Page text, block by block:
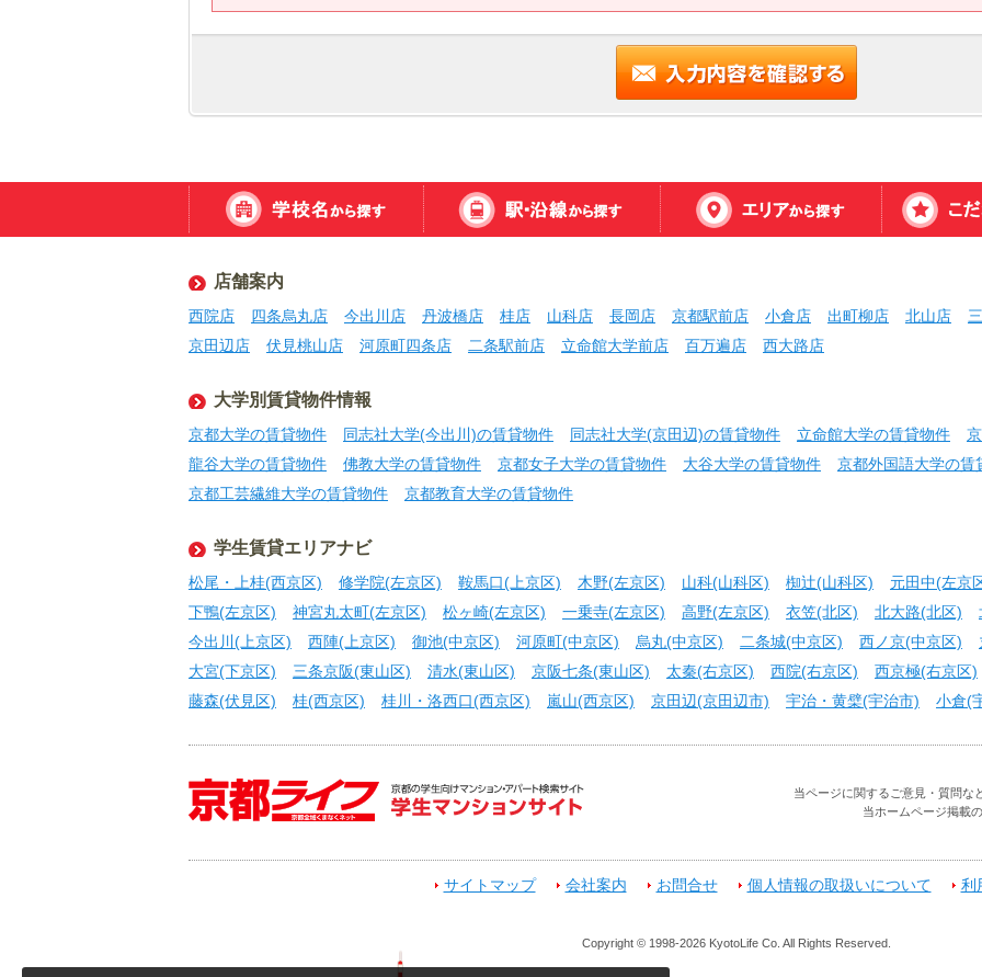
店舗案内
西院店 四条烏丸店 今出川店 丹波橋店 桂店 山科店 長岡店 京都駅前店 小倉店 出町柳店 北山店
京田辺店
伏見桃山店 河原町四条店 二条駅前店 立命館大学前店 百万遍店 西大路店
大学別賃貸物件情報
京都大学の賃貸物件 同志社大学(今出川)の賃貸物件 同志社大学(京田辺)の賃貸物件 立命館大学の賃貸物件
龍谷大学の賃貸物件
佛教大学の賃貸物件 京都女子大学の賃貸物件 大谷大学の賃貸物件 京都外国語大学の賃
京都工芸繊維大学の賃貸物件
京都教育大学の賃貸物件
学生賃貸エリアナビ
松尾・上桂(西京区) 修学院(左京区) 鞍馬口(上京区) 木野(左京区) 山科(山科区) 椥辻(山科区) 元田中(左京
下鴨(左京区)
神宮丸太町(左京区) 松ヶ崎(左京区) 一乗寺(左京区) 高野(左京区) 衣笠(北区) 北大路(北区)
今出川(上京区)
西陣(上京区) 御池(中京区) 河原町(中京区) 烏丸(中京区) 二条城(中京区) 西ノ京(中京区)
大宮(下京区)
三条京阪(東山区) 清水(東山区) 京阪七条(東山区) 太秦(右京区) 西院(右京区) 西京極(右京区)
藤森(伏見区)
桂(西京区) 桂川・洛西口(西京区) 嵐山(西京区) 京田辺(京田辺市) 宇治・黄檗(宇治市) 小倉(
当ページに関するご意見・質問な
当ホームページ掲載
サイトマップ 会社案内 お問合せ 個人情報の取扱いについて 利
Copyright © 1998-2026 KyotoLife Co. All Rights Reserved.